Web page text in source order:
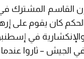
القاسم المشترك
كان يقوم على
في
الجيش – ثاروا